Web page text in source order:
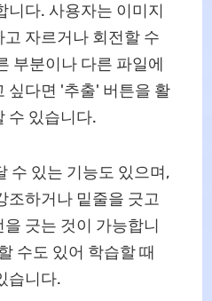
니다. 사용자는 이미지
자르거나 회전할 수
부분이나 다른 파일에
싶다면 '추출' 버튼을 활
수 있습니다.
수 있는 기능도 있으며,
조하거나 밑줄을 긋고
긋는 것이 가능합니
수도 있어 학습할 때
습니다.